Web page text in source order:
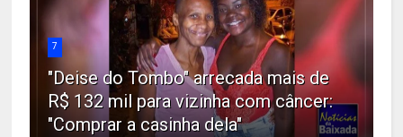
7
"Deise do Tombo" arrecada mais de
R$ 132 mil para vizinha com câncer:
"Comprar a casinha dela"